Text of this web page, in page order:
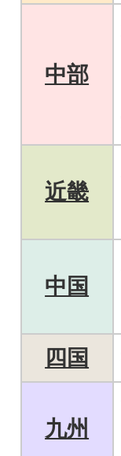
中部
近畿
中国
四国
九州